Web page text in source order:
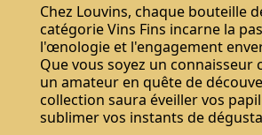
Chez Louvins, chaque bouteille
catégorie Vins Fins incarne la
l'œnologie et l'engagement
Que vous soyez un connaisseur
un amateur en quête de
collection saura éveiller vos
sublimer vos instants de